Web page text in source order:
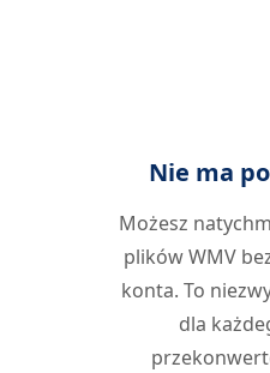
Nie ma
Możesz
plików WMV
konta. To
dla